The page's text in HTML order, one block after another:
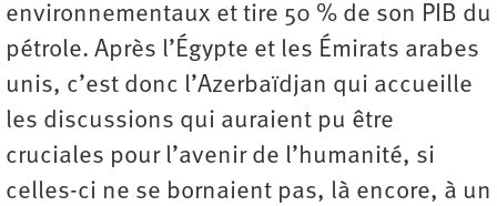
environnementaux et tire 50 % de son PIB du
pétrole. Après l’Égypte et les Émirats arabes
unis, c’est donc l’Azerbaïdjan qui accueille
les discussions qui auraient pu être
cruciales pour l’avenir de l’humanité, si
celles-ci ne se bornaient pas, là encore, à un